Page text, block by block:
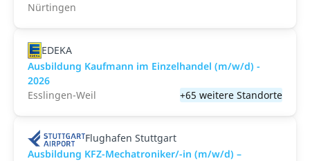
Nürtingen
EDEKA
Ausbildung Kaufmann im Einzelhandel (m/w/d) -
2026
Esslingen-Weil
+65 weitere Standorte
Flughafen Stuttgart
Ausbildung KFZ-Mechatroniker/-in (m/w/d) –